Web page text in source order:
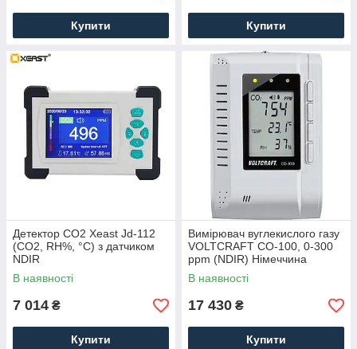
Купити Купити
Детектор СО2 Xeast Jd-112
(СО2, RH%, °C) з датчиком
NDIR
В наявності
7 014 ₴
Купити
Вимірювач вуглекислого газу
VOLTCRAFT CO-100, 0-300
ppm (NDIR) Німеччина
В наявності
17 430 ₴
Купити